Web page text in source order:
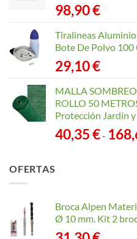
98,90€
Tiralineas
Bote De Polvo 100
29,10€
MALLA
ROLLO 50
Protección Jardín
40,35€-
OFERTAS
Broca Alpen
Ø 10 mm. Kit 2